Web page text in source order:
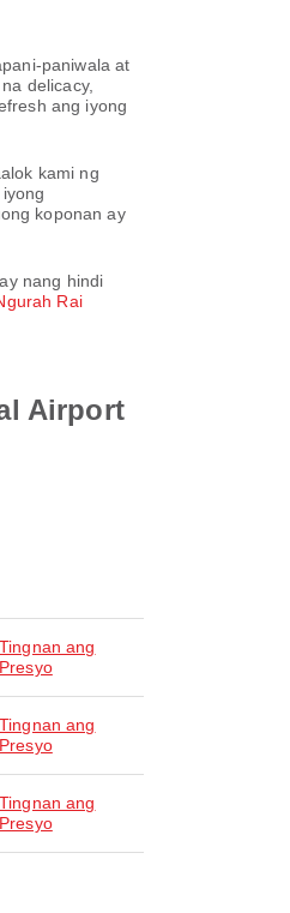
paniwala at
delicacy,
ang iyong
kami ng
koponan ay
nang hindi
Rai
Airport
Tingnan ang
Presyo
Tingnan ang
Presyo
Tingnan ang
Presyo